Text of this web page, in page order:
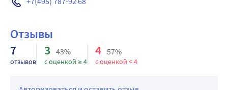
3) Не используйте, если целостность индивидуальной
4) Не используйте после истечения срока годности,
указанного на упаковке.
5) Не извлекайте тест из индивидуальной упаковки до
момента тестирования.
Отзывы
7
отзывов
3 43%
с оценкой ≥ 4
4 57%
с оценкой < 4